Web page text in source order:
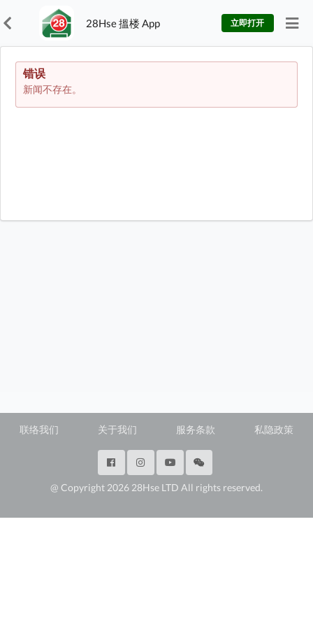
28Hse 搵楼 App 立即打开
错误
新闻不存在。
联络我们 关于我们 服务条款 私隐政策
@ Copyright 2026 28Hse LTD All rights reserved.